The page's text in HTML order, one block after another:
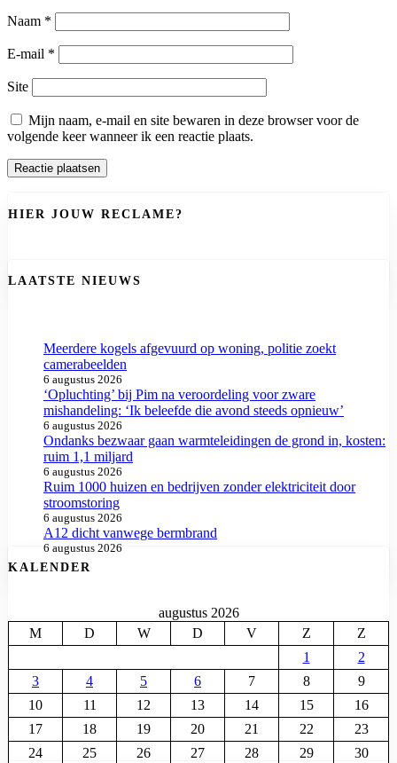
Naam *
E-mail *
Site
Mijn naam, e-mail en site bewaren in deze browser voor de
volgende keer wanneer ik een reactie plaats.
HIER JOUW RECLAME?
LAATSTE NIEUWS
Meerdere kogels afgevuurd op woning, politie zoekt
camerabeelden
6 augustus 2026
‘Opluchting’ bij Pim na veroordeling voor zware
mishandeling: ‘Ik beleefde die avond steeds opnieuw’
6 augustus 2026
Ondanks bezwaar gaan warmteleidingen de grond in, kosten:
ruim 1,1 miljard
6 augustus 2026
Ruim 1000 huizen en bedrijven zonder elektriciteit door
stroomstoring
6 augustus 2026
A12 dicht vanwege bermbrand
6 augustus 2026
KALENDER
augustus 2026
M
D W D V Z
Z
1
2
3
4 5 6 7 8
9
10
11 12 13 14 15
16
17
18 19 20 21 22
23
24
25 26 27 28 29
30